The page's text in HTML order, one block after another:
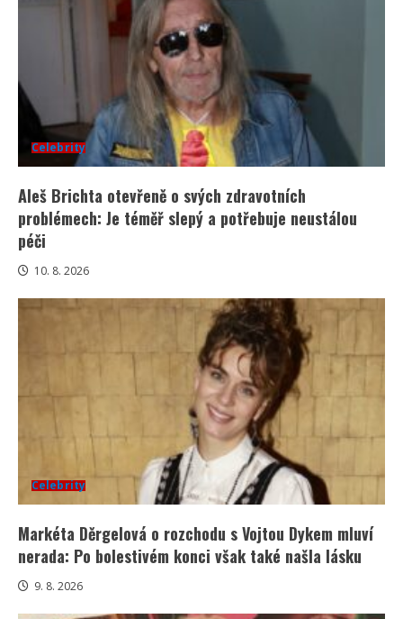
Celebrity
Aleš Brichta otevřeně o svých zdravotních
problémech: Je téměř slepý a potřebuje neustálou
péči
10. 8. 2026
Celebrity
Markéta Děrgelová o rozchodu s Vojtou Dykem mluví
nerada: Po bolestivém konci však také našla lásku
9. 8. 2026